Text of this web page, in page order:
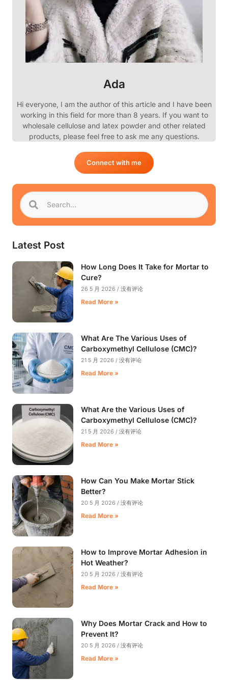
Ada
Hi everyone, I am the author of this article and I have been
working in this field for more than 8 years. If you want to
wholesale cellulose and latex powder and other related
products, please feel free to ask me any questions.
Connect with me
Latest Post
How Long Does It Take for Mortar to
Cure?
26 5 月 2026 没有评论
Read More »
What Are The Various Uses of
Carboxymethyl Cellulose (CMC)?
21 5 月 2026 没有评论
Read More »
What Are the Various Uses of
Carboxymethyl Cellulose (CMC)?
21 5 月 2026 没有评论
Read More »
How Can You Make Mortar Stick
Better?
20 5 月 2026 没有评论
Read More »
How to Improve Mortar Adhesion in
Hot Weather?
20 5 月 2026 没有评论
Read More »
Why Does Mortar Crack and How to
Prevent It?
20 5 月 2026 没有评论
Read More »